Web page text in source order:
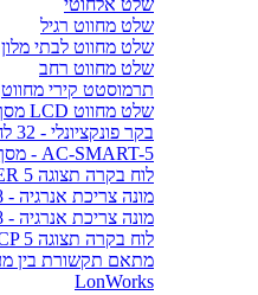
שלט אלחוטי
שלט מחווט רגיל
שלט מחווט לבתי מלון
שלט מחווט רחב
תרמוסטט קירי מחווט
שלט מחווט LCD מסך מגע “ 5
בקר פונקציונלי - 32 לחצנים
AC-SMART-5 - מסך מגע 10.2 אינצ׳
לוח בקרה תצוגה AC MANAGER 5 בתוספת תוכנת ניהול
מונה צריכת אנרגיה - 128 יח' קצה
מונה צריכת אנרגיה - 128 יח' קצה
לוח בקרה תצוגה ACP 5
LonWorks